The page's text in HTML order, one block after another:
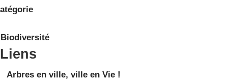
Biodiversité
Liens
Arbres en ville, ville en Vie !